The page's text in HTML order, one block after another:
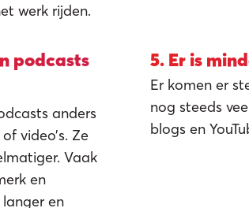
werk rijden.
podcasts
anders
video’s. Ze
Vaak
en
en
5. Er is
Er komen er
nog steeds
blogs en